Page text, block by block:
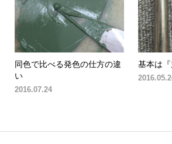
同色で比べる発色の仕方の違
い
2016.07.24
基本は『